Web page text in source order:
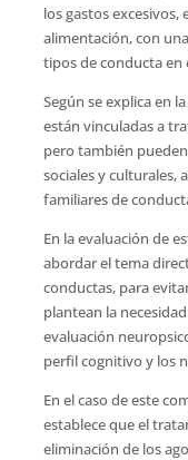
los gastos
alimentación, con
tipos de conducta en
Según se explica en
están vinculadas a
pero también
sociales y culturales,
familiares de
En la evaluación de
abordar el tema
conductas, para
plantean la
evaluación
perfil cognitivo y los
En el caso de este
establece que el
eliminación de los